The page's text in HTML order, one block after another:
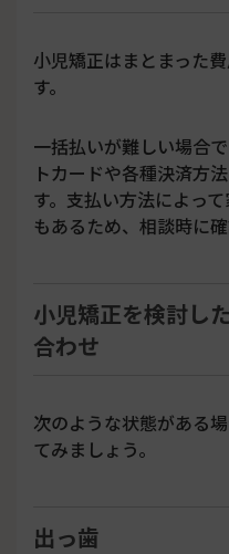
小児矯正はまとまった
す。
一括払いが難しい場合
トカードや各種決済方
す。支払い方法によっ
もあるため、相談時に
小児矯正を検討し
合わせ
次のような状態がある
てみましょう。
出っ歯